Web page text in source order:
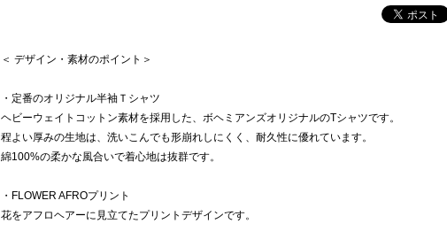
＜ デザイン・素材のポイント＞
・定番のオリジナル半袖Ｔシャツ
ヘビーウェイトコットン素材を採用した、ボヘミアンズオリジナルのTシャツです。
程よい厚みの生地は、洗いこんでも形崩れしにくく、耐久性に優れています。
綿100%の柔かな風合いで着心地は抜群です。
・FLOWER AFROプリント
花をアフロヘアーに見立てたプリントデザインです。